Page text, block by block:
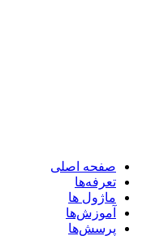
صفحه اصلی
تعرفه‌ها
ماژول ها
آموزش‌ها
پرسش‌ها